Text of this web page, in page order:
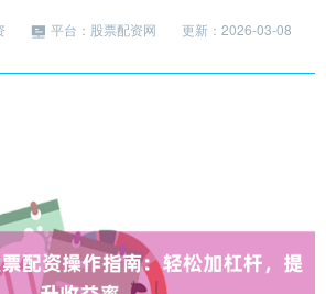
平台：股票配资网
更新：2026-03-08